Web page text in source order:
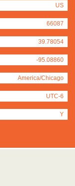
US
66087
39.78054
-95.08860
America/Chicago
UTC-6
Y